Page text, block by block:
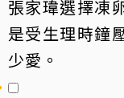
張家瑋選擇凍
是受生理時鐘
少愛。